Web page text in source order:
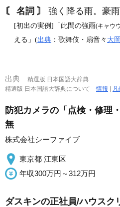
〘 名詞 〙 強く降る雨。豪雨
[初出の実例]「此間の強雨(キャウ
える」(出典 ：歌舞伎・扇音々 大
出典
精選版 日本国語大辞典
精選版 日本国語大辞典について情報 凡
防犯カメラの「点検・修理
無
株式会社シーファイブ
東京都 江東区
年収300万円～312万円
ダスキンの正社員/ハウスク